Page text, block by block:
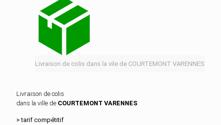
Livraison de colis dans la vile de COURTEMONT VARENNES
Livraison de colis
dans la ville de COURTEMONT VARENNES
> tarif compétitif